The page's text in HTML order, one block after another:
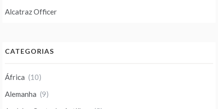
Alcatraz Officer
CATEGORIAS
África (10)
Alemanha (9)